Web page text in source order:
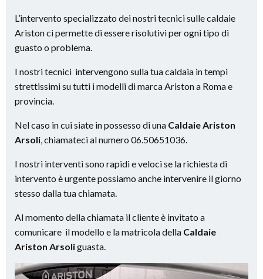
L’intervento specializzato dei nostri tecnici sulle caldaie
Ariston ci permette di essere risolutivi per ogni tipo di
guasto o problema.
I nostri tecnici intervengono sulla tua caldaia in tempi
strettissimi su tutti i modelli di marca Ariston a Roma e
provincia.
Nel caso in cui siate in possesso di una Caldaie Ariston
Arsoli , chiamateci al numero 06.50651036.
I nostri interventi sono rapidi e veloci se la richiesta di
intervento è urgente possiamo anche intervenire il giorno
stesso dalla tua chiamata.
Al momento della chiamata il cliente è invitato a
comunicare il modello e la matricola della Caldaie
Ariston Arsoliguasta.